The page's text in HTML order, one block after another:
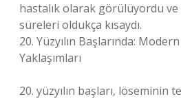
hastalık olarak görülüyordu ve
süreleri oldukça kısaydı.
20. Yüzyılın Başlarında:
Yaklaşımları
20. yüzyılın başları, löseminin